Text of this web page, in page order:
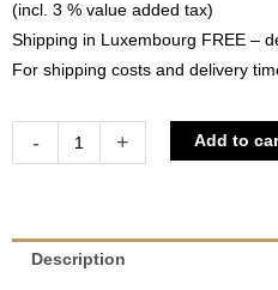
(incl. 3 % value added tax)
Shipping in Luxembourg FREE –
For shipping costs and delivery
-
Iert
-
+ Add to
Description